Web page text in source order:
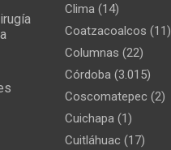
Clima (14)
Coatzacoalcos (11)
Columnas (22)
Córdoba (3.015)
Coscomatepec (2)
Cuichapa (1)
Cuitláhuac (17)